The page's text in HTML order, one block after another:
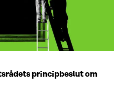
principbeslut om